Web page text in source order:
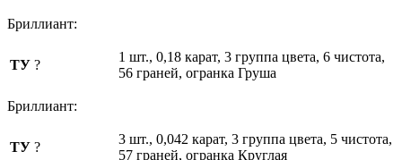
Бриллиант:
ТУ ?
1 шт., 0,18 карат, 3 группа цвета, 6 чистота,
56 граней, огранка Груша
Бриллиант:
ТУ ?
3 шт., 0,042 карат, 3 группа цвета, 5 чистота,
57 граней, огранка Круглая